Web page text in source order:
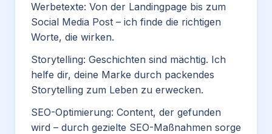
Werbetexte: Von der Landingpage bis zum
Social Media Post – ich finde die richtigen
Worte, die wirken.
Storytelling: Geschichten sind mächtig. Ich
helfe dir, deine Marke durch packendes
Storytelling zum Leben zu erwecken.
SEO-Optimierung: Content, der gefunden
wird – durch gezielte SEO-Maßnahmen sorge